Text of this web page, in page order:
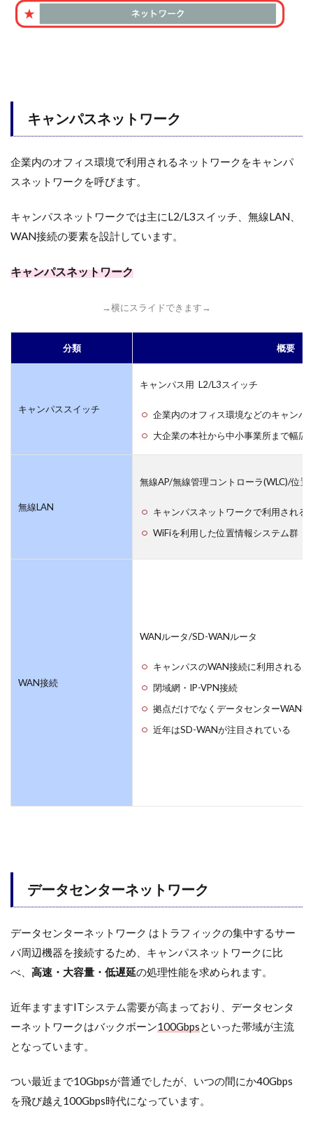
キャンパスネットワーク
企業内のオフィス環境で利用されるネットワークをキャンパ
スネットワークを呼びます。
キャンパスネットワークでは主にL2/L3スイッチ、無線LAN、
WAN接続の要素を設計しています。
キャンパスネットワーク
→横にスライドできます→
分類 概要
キャンパススイッチ
キャンパス用 L2/L3スイッチ
企業内のオフィス環境などのキャンパ
大企業の本社から中小事業所まで幅広
無線LAN
無線AP/無線管理コントローラ(WLC)/位置
キャンパスネットワークで利用される
WiFiを利用した位置情報システム群
WAN接続
WANルータ/SD-WANルータ
キャンパスのWAN接続に利用されるル
閉域網・IP-VPN接続
拠点だけでなくデータセンターWAN
近年はSD-WANが注目されている
データセンターネットワーク
データセンターネットワーク はトラフィックの集中するサー
バ周辺機器を接続するため、キャンパスネットワークに比
べ、 高速・大容量・低遅延の処理性能を求められます。
近年ますますITシステム需要が高まっており、データセンタ
ーネットワークはバックボーン100Gbps といった帯域が主流
となっています。
つい最近まで10Gbpsが普通でしたが、いつの間にか40Gbps
を飛び越え100Gbps時代になっています。